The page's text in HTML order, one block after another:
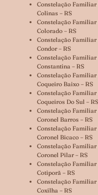
Constelação Familiar
Colinas – RS
Constelação Familiar
Colorado – RS
Constelação Familiar
Condor – RS
Constelação Familiar
Constantina – RS
Constelação Familiar
Coqueiro Baixo – RS
Constelação Familiar
Coqueiros Do Sul – RS
Constelação Familiar
Coronel Barros – RS
Constelação Familiar
Coronel Bicaco – RS
Constelação Familiar
Coronel Pilar – RS
Constelação Familiar
Cotiporã – RS
Constelação Familiar
Coxilha – RS